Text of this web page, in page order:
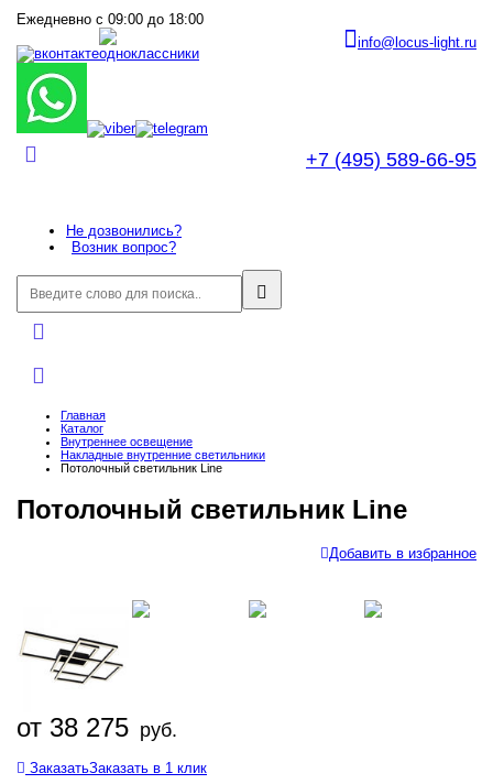
Ежедневно с 09:00 до 18:00
info@locus-light.ru
+7 (495) 589-66-95
Не дозвонились?
Возник вопрос?
Главная
Каталог
Внутреннее оcвещение
Накладные внутренние светильники
Потолочный светильник Line
Потолочный светильник Line
Добавить в избранное
от 38 275 руб.
ЗаказатьЗаказать в 1 клик